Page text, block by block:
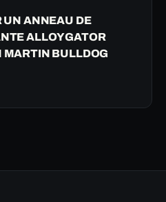
UN ANNEAU DE
ALLOYGATOR
MARTIN BULLDOG